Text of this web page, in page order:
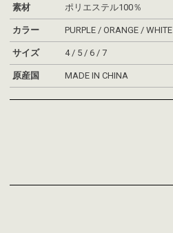
素材 ポリエステル100％
カラー PURPLE / ORANGE / WHITE
サイズ 4 / 5 / 6 / 7
原産国 MADE IN CHINA
お買い物を続ける